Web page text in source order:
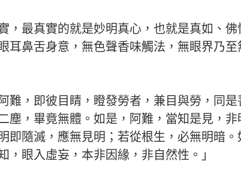
，最真實的就是妙明真心，也就是真如、
耳鼻舌身意，無色聲香味觸法，無眼界乃
難，即彼目睛，瞪發勞者，兼目與勞，同
塵，畢竟無體。如是，阿難，當知是見，
即隨滅，應無見明；若從根生，必無明暗
眼入虛妄，本非因緣，非自然性。」